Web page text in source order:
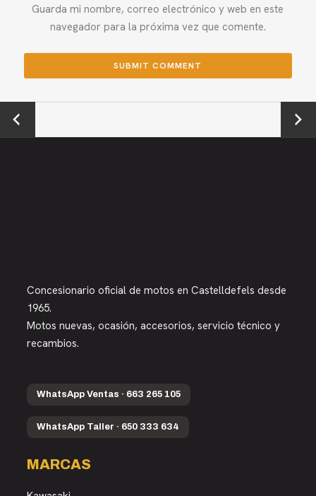
Guarda mi nombre, correo electrónico y web en este
navegador para la próxima vez que comente.
←
Previou
Next →
Concesionario oficial de motos en Castelldefels desde
1965.
Motos nuevas, ocasión, accesorios, servicio técnico y
recambios.
WhatsApp Ventas · 663 265 105
WhatsApp Taller · 650 333 634
MARCAS